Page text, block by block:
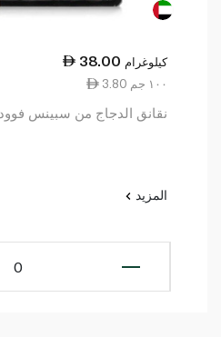
38.00 كيلوغرام
3.80 ١٠٠ جم
نقانق الدجاج من سبينس فوود
المزيد
0